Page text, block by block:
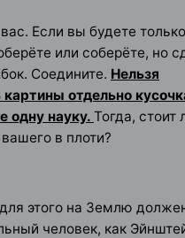
Если вы будете
или соберёте, но
Соедините. Нельзя
отдельно
одну науку. Тогда, стоит
в плоти?
этого на Землю
человек, как